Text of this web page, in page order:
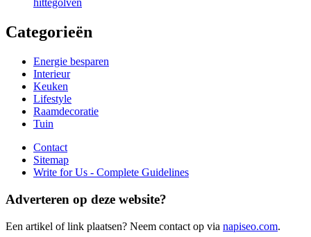
hittegolven
Categorieën
Energie besparen
Interieur
Keuken
Lifestyle
Raamdecoratie
Tuin
Contact
Sitemap
Write for Us - Complete Guidelines
Adverteren op deze website?
Een artikel of link plaatsen? Neem contact op via napiseo.com.